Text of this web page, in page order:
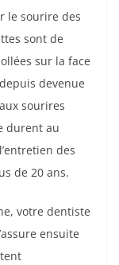
le sourire des
sont de
sur la face
devenue
sourires
durent au
des
de 20 ans.
votre dentiste
ensuite